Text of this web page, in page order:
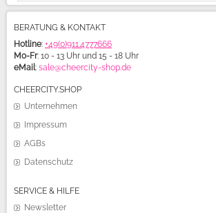
BERATUNG & KONTAKT
Hotline: +49(0)911.4777666
Mo-Fr: 10 - 13 Uhr und 15 - 18 Uhr
eMail: sale@cheercity-shop.de
CHEERCITY.SHOP
Unternehmen
Impressum
AGBs
Datenschutz
SERVICE & HILFE
Newsletter